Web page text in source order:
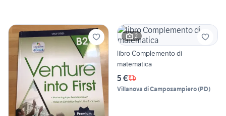
2
libro Complemento di
matematica
5 €
Villanova di Camposampiero(PD)